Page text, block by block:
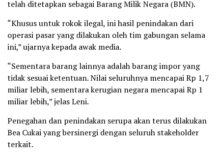
telah ditetapkan sebagai Barang Milik Negara (BMN).
“Khusus untuk rokok ilegal, ini hasil penindakan dari
operasi pasar yang dilakukan oleh tim gabungan selama
ini,” ujarnya kepada awak media.
“Sementara barang lainnya adalah barang impor yang
tidak sesuai ketentuan. Nilai seluruhnya mencapai Rp 1,7
miliar lebih, sementara kerugian negara mencapai Rp 1
miliar lebih,” jelas Leni.
Penegahan dan penindakan serupa akan terus dilakukan
Bea Cukai yang bersinergi dengan seluruh stakeholder
terkait.